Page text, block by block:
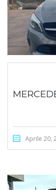
Aprile 20,